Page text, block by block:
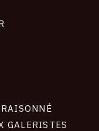
GALERISTES